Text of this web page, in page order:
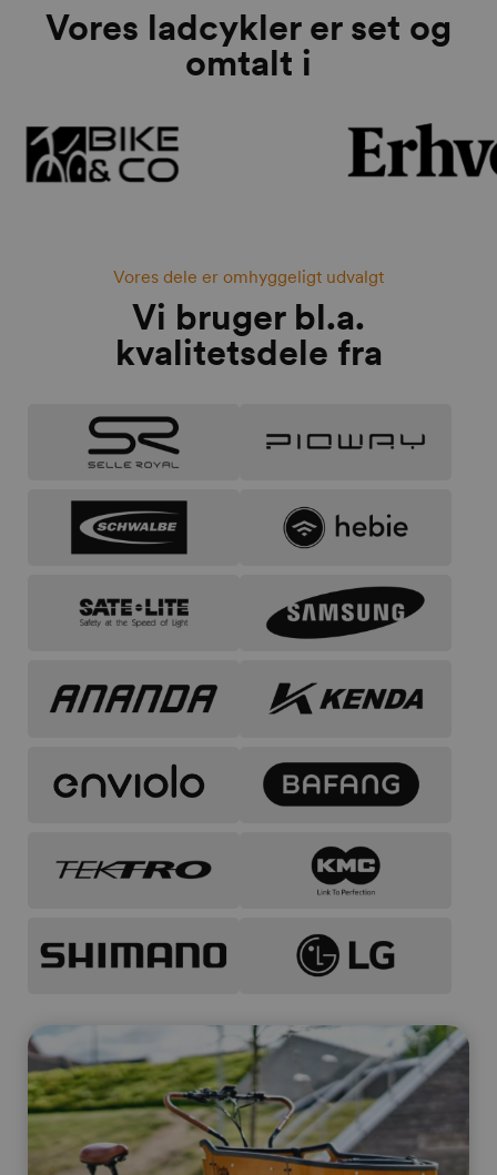
Vores ladcykler er set og
omtalt i
Vores dele er omhyggeligt udvalgt
Vi bruger bl.a.
kvalitetsdele fra